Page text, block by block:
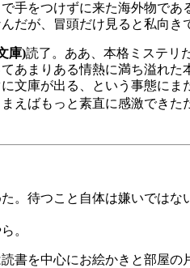
手をつけずに来た海外物で
だが、冒頭だけ見ると私向
庫)読了。ああ、本格ミステリ
あまりある情熱に満ち溢れ
文庫が出る、という事態に
えばもっと素直に感激でき
。待つこと自体は嫌いでは
。
書を中心にお絵かきと部屋